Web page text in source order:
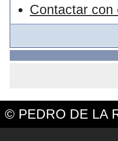
Contactar con
© PEDRO DE LA